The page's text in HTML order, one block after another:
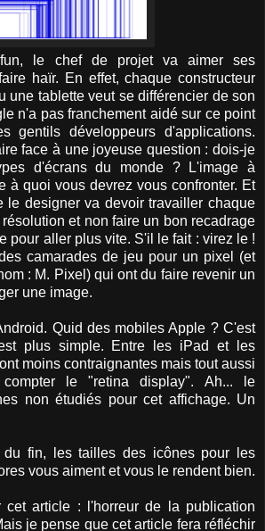
le chef de projet va aimer ses
haïr. En effet, chaque constructeur
une tablette veut se différencier de son
n'a pas franchement aidé sur ce point
gentils développeurs d'applications.
face à une joyeuse question : dois-je
d'écrans du monde ? L'image à
à quoi vous devrez vous confronter. Et
le designer va devoir travailler chaque
et non faire un bon recadrage
pour aller plus vite. S'il le fait : virez le !
camarades de jeu pour un pixel (et
: M. Pixel) qui ont du faire revenir un
une image.
Quid des mobiles Apple ? C'est
plus simple. Entre les iPad et les
moins contraignantes mais tout aussi
compter le "retina display". Ah... le
non étudiés pour cet affichage. Un
fin, les tailles des icônes pour les
vous aiment et vous le rendent bien.
cet article : l'horreur de la publication
je pense que cet article fera réfléchir